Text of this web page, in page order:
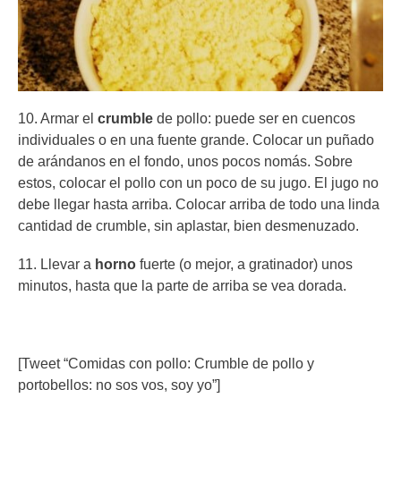
10. Armar el crumble de pollo: puede ser en cuencos
individuales o en una fuente grande. Colocar un puñado
de arándanos en el fondo, unos pocos nomás. Sobre
estos, colocar el pollo con un poco de su jugo. El jugo no
debe llegar hasta arriba. Colocar arriba de todo una linda
cantidad de crumble, sin aplastar, bien desmenuzado.
11. Llevar a horno fuerte (o mejor, a gratinador) unos
minutos, hasta que la parte de arriba se vea dorada.
[Tweet “Comidas con pollo: Crumble de pollo y
portobellos: no sos vos, soy yo”]